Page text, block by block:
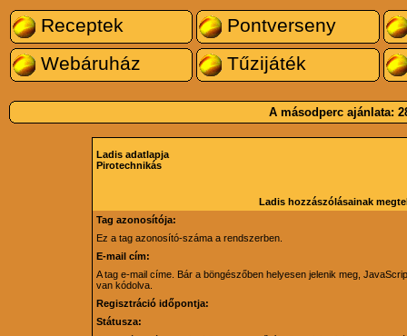
Receptek
Pontverseny
Webáruház
Tűzijáték
A másodperc ajánlata:
Ladis adatlapja
Pirotechnikás
Ladis hozzászólásainak
Tag azonosítója:
Ez a tag azonosító-száma a rendszerben.
E-mail cím:
A tag e-mail címe. Bár a böngészőben helyesen jelenik meg,
van kódolva.
Regisztráció időpontja:
Státusza: